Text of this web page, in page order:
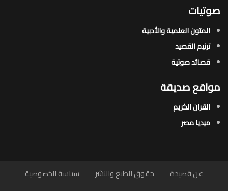
صوتيات
المتون العلمية والأدبية
ترنيم القصيد
قصائد صوتية
مواقع صديقة
القران الكريم
ميديا مصر
عن قصيدة حقوق الطبع والنشر سياسة الخصوصية